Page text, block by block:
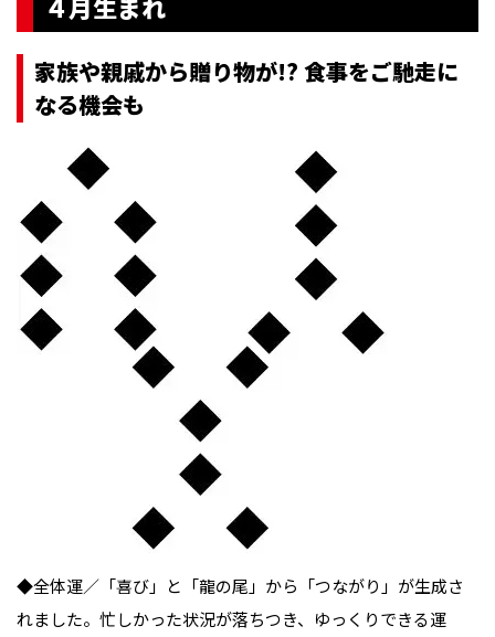
家族や親戚から贈り物が!? 食事をご馳走に
なる機会も
◆全体運／「喜び」と「龍の尾」から「つながり」が生成さ
れました。忙しかった状況が落ちつき、ゆっくりできる運